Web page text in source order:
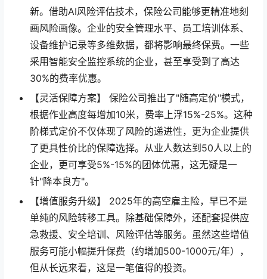
新。借助AI风险评估技术，保险公司能够更精准地刻
画风险画像。企业的安全管理水平、员工培训体系、
设备维护记录等多维数据，都将影响最终保费。一些
采用智能安全监控系统的企业，甚至享受到了高达
30%的费率优惠。
【灵活保障方案】 保险公司推出了"随高定价"模式，
根据作业高度每增加10米，费率上浮15%-25%。这种
阶梯式定价不仅体现了风险的递进性，更为企业提供
了更具性价比的保障选择。从业人数达到50人以上的
企业，更可享受5%-15%的团体优惠，这无疑是一
针"降本良方"。
【增值服务升级】 2025年的高空雇主险，早已不是
单纯的风险转移工具。除基础保障外，还配套提供应
急救援、安全培训、风险评估等服务。虽然这些增值
服务可能小幅提升保费（约增加500-1000元/年），
但从长远来看，这是一笔值得的投资。